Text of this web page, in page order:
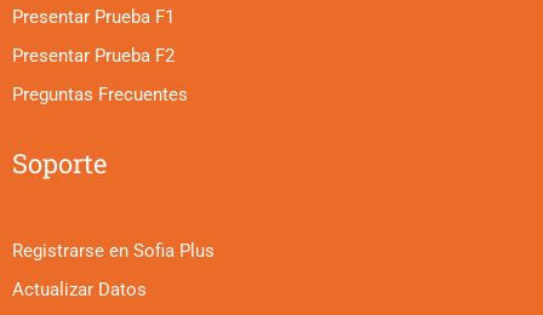
Presentar Prueba F1
Presentar Prueba F2
Preguntas Frecuentes
Soporte
Registrarse en Sofia Plus
Actualizar Datos